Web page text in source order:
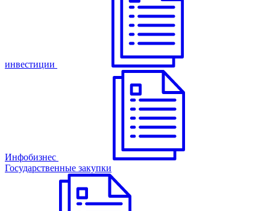
инвестиции
Инфобизнес
Государственные закупки